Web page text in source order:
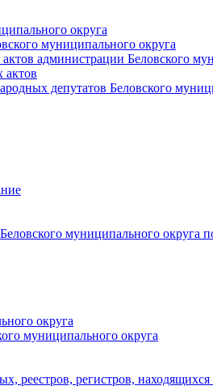
округа
муниципального округа
администрации Беловского
актов
депутатов Беловского
муниципального округа
округа
муниципального округа
реестров, регистров,